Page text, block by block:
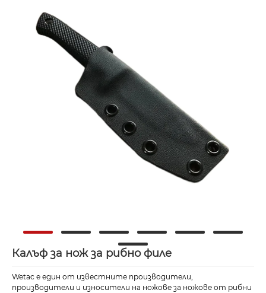
Калъф за нож за рибно филе
Wetac е един от известните производители,
производители и износители на ножове за ножове от рибни